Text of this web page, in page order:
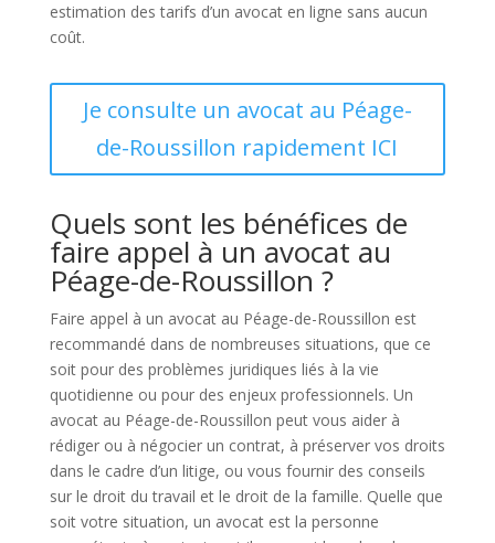
estimation des tarifs d’un avocat en ligne sans aucun
coût.
Je consulte un avocat au Péage-
de-Roussillon rapidement ICI
Quels sont les bénéfices de
faire appel à un avocat au
Péage-de-Roussillon ?
Faire appel à un avocat au Péage-de-Roussillon est
recommandé dans de nombreuses situations, que ce
soit pour des problèmes juridiques liés à la vie
quotidienne ou pour des enjeux professionnels. Un
avocat au Péage-de-Roussillon peut vous aider à
rédiger ou à négocier un contrat, à préserver vos droits
dans le cadre d’un litige, ou vous fournir des conseils
sur le droit du travail et le droit de la famille. Quelle que
soit votre situation, un avocat est la personne